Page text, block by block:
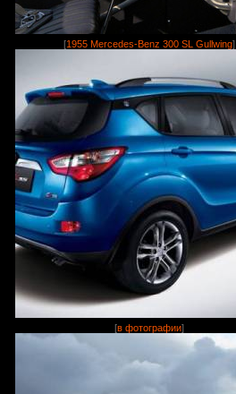
[1955 Mercedes-Benz 300 SL Gullwing]
[в фотографии]